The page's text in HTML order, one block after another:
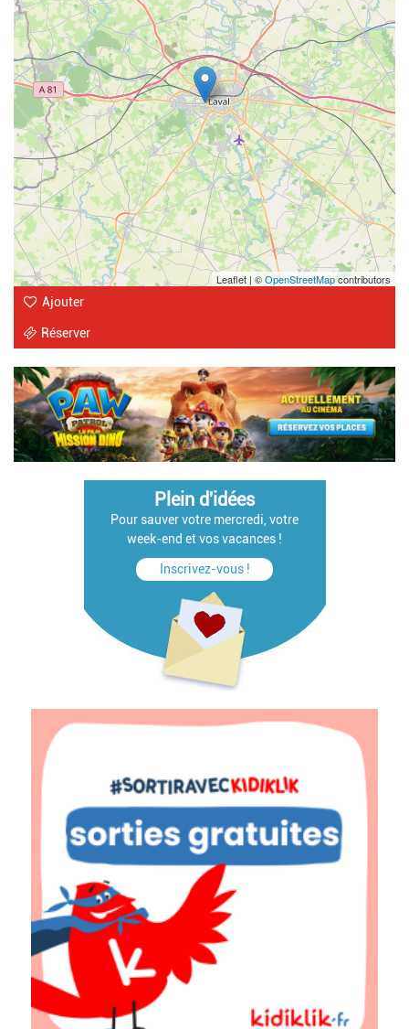
Leaflet | ©OpenStreetMapcontributors
Ajouter
Réserver
Plein d'idées
Pour sauver votre mercredi, votre
week-end et vos vacances !
Inscrivez-vous !